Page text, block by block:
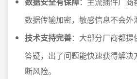
数据传输加密，敏感信息不会外
技术支持完善：大部分厂商都
答疑，出了问题能快速获得解决
断风险。